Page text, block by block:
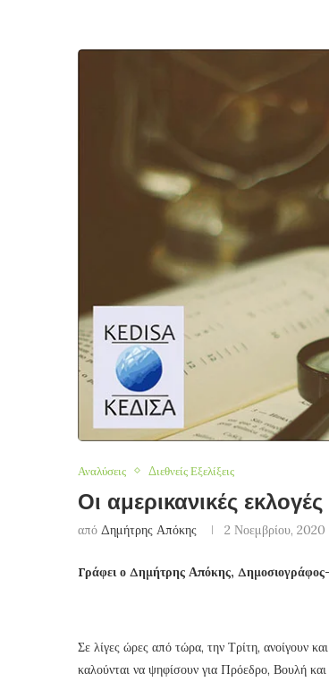
Αναλύσεις Διεθνείς Εξελίξεις
Οι αμερικανικές
από Δημήτρης Απόκης 2 Νοεμβρίου, 2020
Γράφει ο Δημήτρης Απόκης, Δημοσιογράφος-
Σε λίγες ώρες από τώρα, την Τρίτη, ανοίγουν
καλούνται να ψηφίσουν για Πρόεδρο, Βουλή